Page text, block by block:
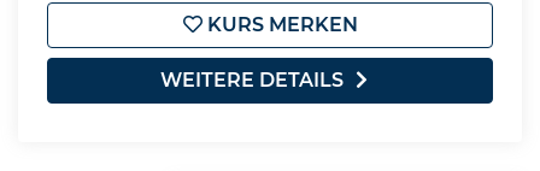
KURS MERKEN
WEITERE DETAILS